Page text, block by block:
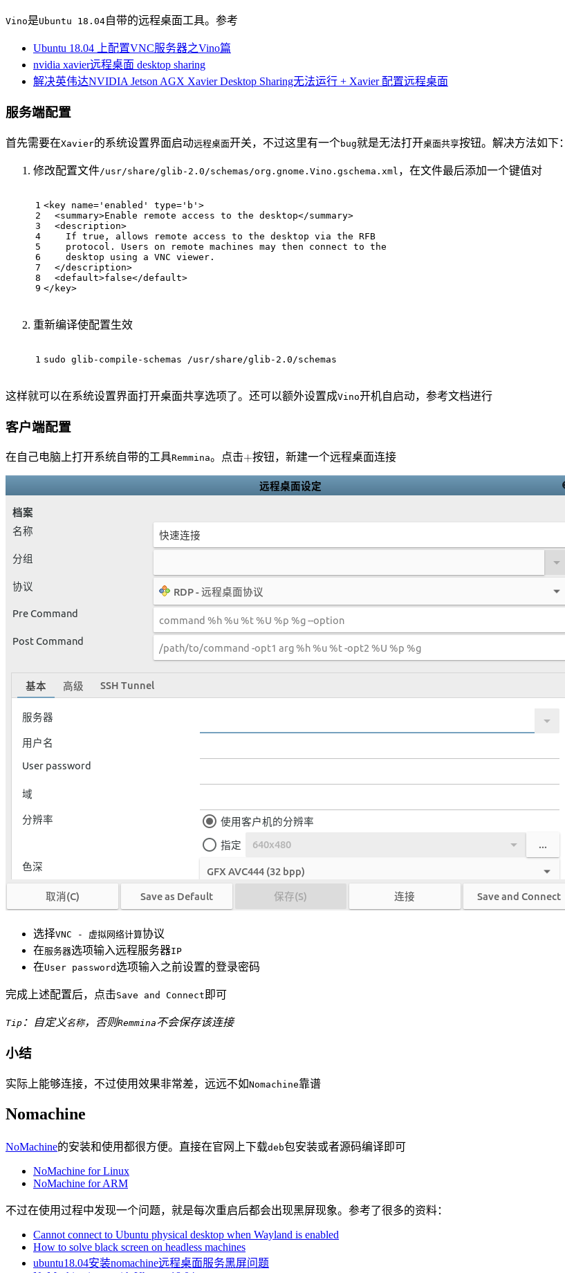
Vino是Ubuntu 18.04自带的远程桌面工具。参考
Ubuntu 18.04 上配置VNC服务器之Vino篇
nvidia xavier远程桌面 desktop sharing
解决英伟达NVIDIA Jetson AGX Xavier Desktop Sharing无法运行 + Xavier 配置远程桌面
服务端配置
首先需要在Xavier的系统设置界面启动远程桌面开关，不过这里有一个bug就是无法打开桌面共享按钮。解决方法如下：
修改配置文件/usr/share/glib-2.0/schemas/org.gnome.Vino.gschema.xml ，在文件最后添加一个键值对
1
2
3
4
5
6
7
8
9
<key name='enabled' type='b'>
  <summary>Enable remote access to the desktop</summary>
  <description>
    If true, allows remote access to the desktop via the RFB
    protocol. Users on remote machines may then connect to the
    desktop using a VNC viewer.
  </description>
  <default>false</default>
</key>
重新编译使配置生效
1 sudo glib-compile-schemas /usr/share/glib-2.0/schemas
这样就可以在系统设置界面打开桌面共享选项了。还可以额外设置成Vino开机自启动，参考文档进行
客户端配置
在自己电脑上打开系统自带的工具Remmina。点击 按钮，新建一个远程桌面连接
选择VNC - 虚拟网络计算协议
在服务器选项输入远程服务器IP
在User password选项输入之前设置的登录密码
完成上述配置后，点击Save and Connect 即可
Tip ：自定义名称，否则Remmina 不会保存该连接
小结
实际上能够连接，不过使用效果非常差，远远不如Nomachine靠谱
Nomachine
NoMachine的安装和使用都很方便。直接在官网上下载deb包安装或者源码编译即可
NoMachine for Linux
NoMachine for ARM
不过在使用过程中发现一个问题，就是每次重启后都会出现黑屏现象。参考了很多的资料：
Cannot connect to Ubuntu physical desktop when Wayland is enabled
How to solve black screen on headless machines
ubuntu18.04安装nomachine远程桌面服务黑屏问题